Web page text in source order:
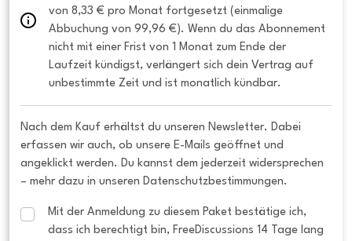
von 8,33 € pro Monat fortgesetzt (einmalige
Abbuchung von 99,96 €). Wenn du das Abonnement
nicht mit einer Frist von 1 Monat zum Ende der
Laufzeit kündigst, verlängert sich dein Vertrag auf
unbestimmte Zeit und ist monatlich kündbar.
Nach dem Kauf erhältst du unseren Newsletter. Dabei
erfassen wir auch, ob unsere E-Mails geöffnet und
angeklickt werden. Du kannst dem jederzeit widersprechen
– mehr dazu in unseren Datenschutzbestimmungen.
Mit der Anmeldung zu diesem Paket bestätige ich,
dass ich berechtigt bin, FreeDiscussions 14 Tage lang